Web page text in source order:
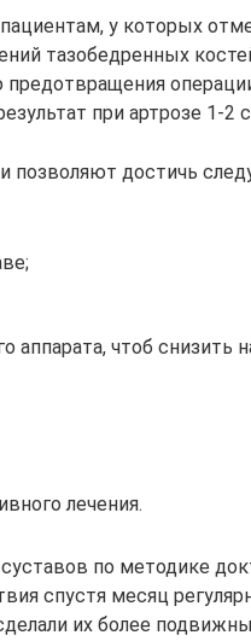
у которых
тазобедренных
при артрозе 1-2
позволяют достичь
чтоб снизить
лечения.
по методике
спустя месяц
их более